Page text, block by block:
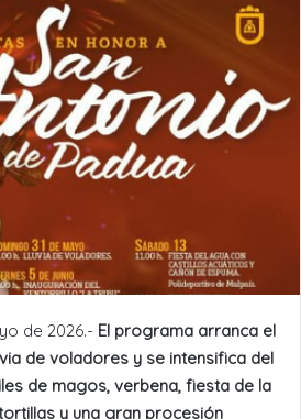
de 2026.- El programa arranca el
de voladores y se intensifica del
de magos, verbena, fiesta de la
y una gran procesión